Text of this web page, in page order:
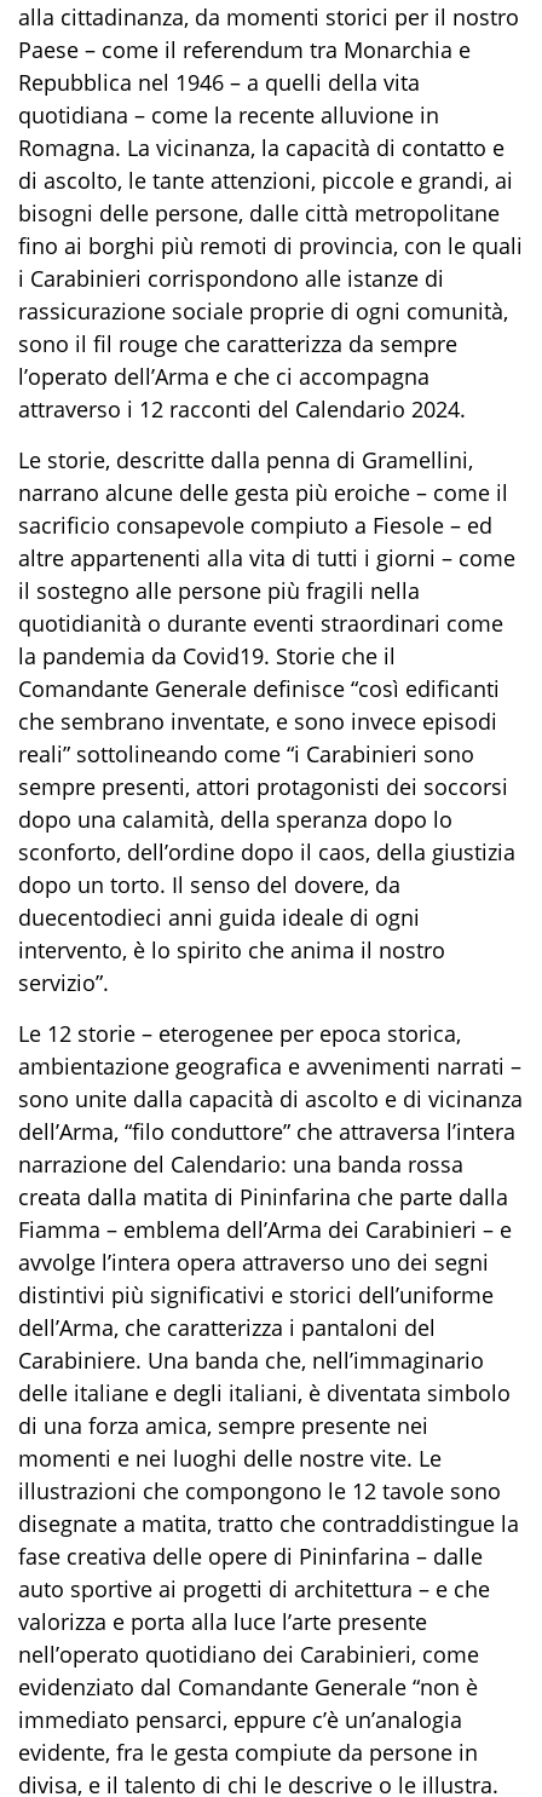
alla cittadinanza, da momenti storici per il nostro
Paese – come il referendum tra Monarchia e
Repubblica nel 1946 – a quelli della vita
quotidiana – come la recente alluvione in
Romagna. La vicinanza, la capacità di contatto e
di ascolto, le tante attenzioni, piccole e grandi, ai
bisogni delle persone, dalle città metropolitane
fino ai borghi più remoti di provincia, con le quali
i Carabinieri corrispondono alle istanze di
rassicurazione sociale proprie di ogni comunità,
sono il fil rouge che caratterizza da sempre
l’operato dell’Arma e che ci accompagna
attraverso i 12 racconti del Calendario 2024.
Le storie, descritte dalla penna di Gramellini,
narrano alcune delle gesta più eroiche – come il
sacrificio consapevole compiuto a Fiesole – ed
altre appartenenti alla vita di tutti i giorni – come
il sostegno alle persone più fragili nella
quotidianità o durante eventi straordinari come
la pandemia da Covid19. Storie che il
Comandante Generale definisce “così edificanti
che sembrano inventate, e sono invece episodi
reali” sottolineando come “i Carabinieri sono
sempre presenti, attori protagonisti dei soccorsi
dopo una calamità, della speranza dopo lo
sconforto, dell’ordine dopo il caos, della giustizia
dopo un torto. Il senso del dovere, da
duecentodieci anni guida ideale di ogni
intervento, è lo spirito che anima il nostro
servizio”.
Le 12 storie – eterogenee per epoca storica,
ambientazione geografica e avvenimenti narrati –
sono unite dalla capacità di ascolto e di vicinanza
dell’Arma, “filo conduttore” che attraversa l’intera
narrazione del Calendario: una banda rossa
creata dalla matita di Pininfarina che parte dalla
Fiamma – emblema dell’Arma dei Carabinieri – e
avvolge l’intera opera attraverso uno dei segni
distintivi più significativi e storici dell’uniforme
dell’Arma, che caratterizza i pantaloni del
Carabiniere. Una banda che, nell’immaginario
delle italiane e degli italiani, è diventata simbolo
di una forza amica, sempre presente nei
momenti e nei luoghi delle nostre vite. Le
illustrazioni che compongono le 12 tavole sono
disegnate a matita, tratto che contraddistingue la
fase creativa delle opere di Pininfarina – dalle
auto sportive ai progetti di architettura – e che
valorizza e porta alla luce l’arte presente
nell’operato quotidiano dei Carabinieri, come
evidenziato dal Comandante Generale “non è
immediato pensarci, eppure c’è un’analogia
evidente, fra le gesta compiute da persone in
divisa, e il talento di chi le descrive o le illustra.